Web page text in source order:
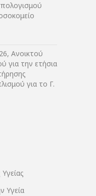
Ανοικτού
για την ετήσια
για το Γ.
Υγεία